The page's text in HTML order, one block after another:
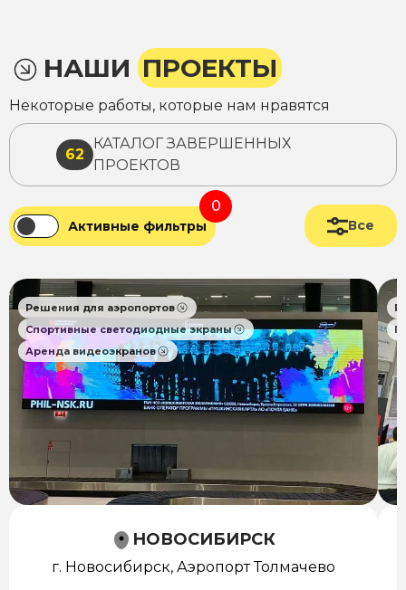
НАШИ ПРОЕКТЫ
Некоторые работы, которые нам нравятся
62
КАТАЛОГ ЗАВЕРШЕННЫХ
ПРОЕКТОВ
Активные фильтры
0
Все
Решения для аэропортов
Спортивные светодиодные экраны
Аренда видеоэкранов
НОВОСИБИРСК
г. Новосибирск, Аэропорт Толмачево